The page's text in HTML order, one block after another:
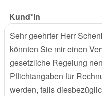
Kund*in
Sehr geehrter Herr
könnten Sie mir einen
gesetzliche Regelung
Pflichtangaben für
werden, falls